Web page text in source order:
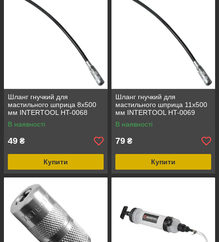
Шланг гнучкий для
мастильного шприца 8x500
мм INTERTOOL HT-0068
В наявності
49 ₴
Купити
Шланг гнучкий для
мастильного шприца 11x500
мм INTERTOOL HT-0069
В наявності
79 ₴
Купити